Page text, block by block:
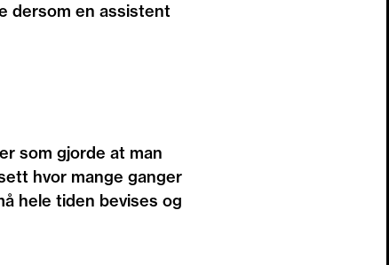
dersom en assistent
som gjorde at man
hvor mange ganger
hele tiden bevises og